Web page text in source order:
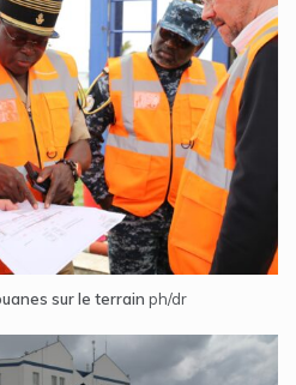
sur le terrain ph/dr